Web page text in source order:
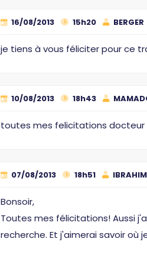
16/08/2013 15h20 BERGER
je tiens à vous féliciter pour ce
10/08/2013 18h43
toutes mes felicitations docteur
07/08/2013 18h51
Bonsoir,
Toutes mes félicitations! Aussi
recherche. Et j'aimerai savoir où